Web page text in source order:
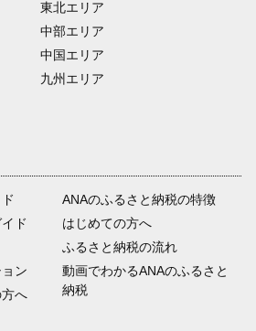
東北エリア
中部エリア
中国エリア
九州エリア
ド
ン
へ
ANAのふるさと納税の特徴
はじめての方へ
ふるさと納税の流れ
動画でわかるANAのふるさと
納税